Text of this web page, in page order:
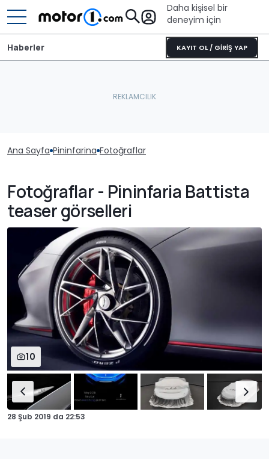
Daha kişisel bir
deneyim için
KAYIT OL / GİRİŞ YAP
Haberler
Ana Sayfa Pininfarina Fotoğraflar
Fotoğraflar - Pininfaria Battista
teaser görselleri
10
28 Şub 2019 da 22:53